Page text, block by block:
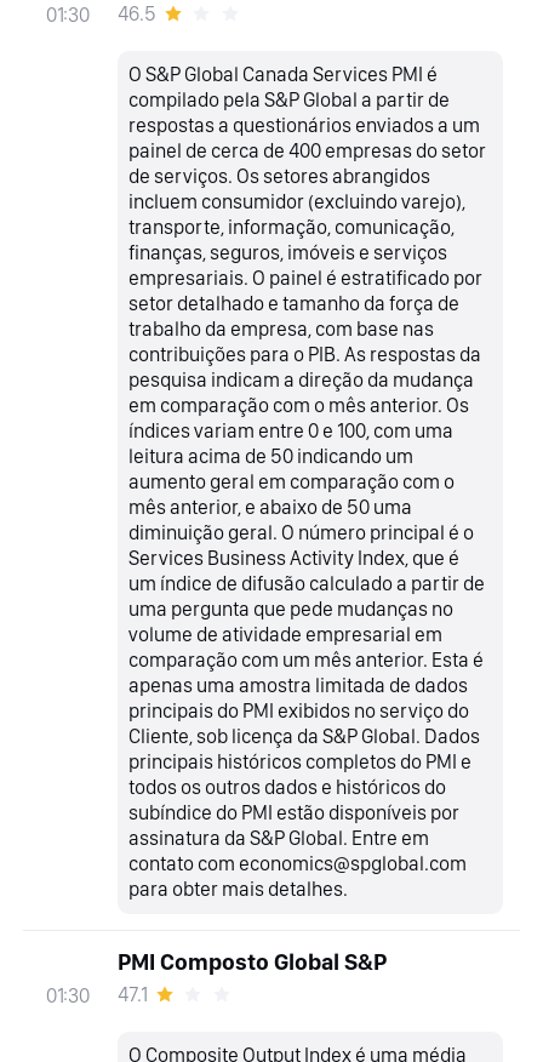
01:30 46.5
O S&P Global Canada Services PMI é
compilado pela S&P Global a partir de
respostas a questionários enviados a um
painel de cerca de 400 empresas do setor
de serviços. Os setores abrangidos
incluem consumidor (excluindo varejo),
transporte, informação, comunicação,
finanças, seguros, imóveis e serviços
empresariais. O painel é estratificado por
setor detalhado e tamanho da força de
trabalho da empresa, com base nas
contribuições para o PIB. As respostas da
pesquisa indicam a direção da mudança
em comparação com o mês anterior. Os
índices variam entre 0 e 100, com uma
leitura acima de 50 indicando um
aumento geral em comparação com o
mês anterior, e abaixo de 50 uma
diminuição geral. O número principal é o
Services Business Activity Index, que é
um índice de difusão calculado a partir de
uma pergunta que pede mudanças no
volume de atividade empresarial em
comparação com um mês anterior. Esta é
apenas uma amostra limitada de dados
principais do PMI exibidos no serviço do
Cliente, sob licença da S&P Global. Dados
principais históricos completos do PMI e
todos os outros dados e históricos do
subíndice do PMI estão disponíveis por
assinatura da S&P Global. Entre em
contato com economics@spglobal.com
para obter mais detalhes.
01:30
PMI Composto Global S&P
47.1
O Composite Output Index é uma média